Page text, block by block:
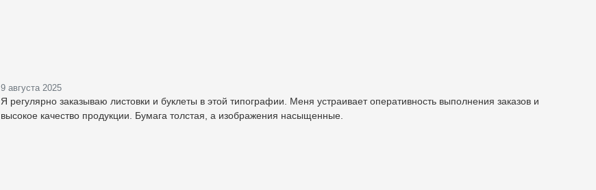
9 августа 2025
Я регулярно заказываю листовки и буклеты в этой типографии. Меня устраивает оперативность выполнения заказов и
высокое качество продукции. Бумага толстая, а изображения насыщенные.